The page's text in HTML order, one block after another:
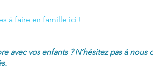
à faire en famille ici !
avec vos enfants ? N’hésitez pas à